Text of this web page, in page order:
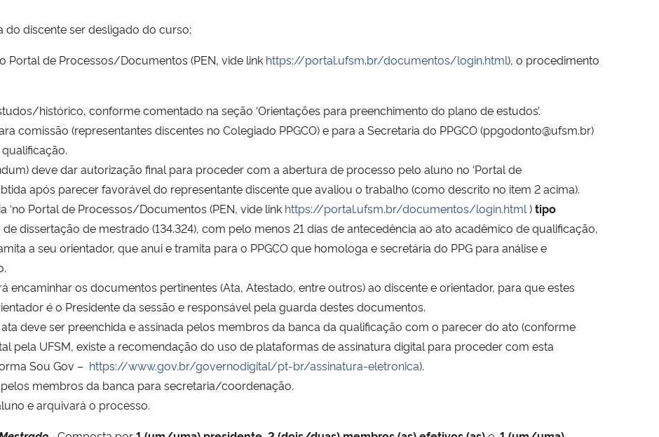
do discente ser desligado do curso;
Portal de Processos/Documentos (PEN, vide link https://portal.ufsm.br/documentos/login.html), o procedimento
histórico, conforme comentado na seção ‘Orientações para preenchimento do plano de estudos’.
comissão (representantes discentes no Colegiado PPGCO) e para a Secretaria do PPGCO (ppgodonto@ufsm.br)
deve dar autorização final para proceder com a abertura de processo pelo aluno no ‘Portal de
após parecer favorável do representante discente que avaliou o trabalho (como descrito no item 2 acima).
Portal de Processos/Documentos (PEN, vide link https://portal.ufsm.br/documentos/login.html )tipo
dissertação de mestrado (134.324), com pelo menos 21 dias de antecedência ao ato acadêmico de qualificação,
a seu orientador, que anui e tramita para o PPGCO que homologa e secretária do PPG para análise e
encaminhar os documentos pertinentes (Ata, Atestado, entre outros) ao discente e orientador, para que estes
é o Presidente da sessão e responsável pela guarda destes documentos.
deve ser preenchida e assinada pelos membros da banca da qualificação com o parecer do ato (conforme
pela UFSM, existe a recomendação do uso de plataformas de assinatura digital para proceder com esta
Sou Gov – https://www.gov.br/governodigital/pt-br/assinatura-eletronica).
membros da banca para secretaria/coordenação.
e arquivará o processo.